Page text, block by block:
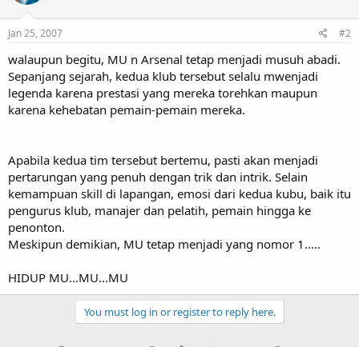
Jan 25, 2007 #2
walaupun begitu, MU n Arsenal tetap menjadi musuh abadi.
Sepanjang sejarah, kedua klub tersebut selalu mwenjadi
legenda karena prestasi yang mereka torehkan maupun
karena kehebatan pemain-pemain mereka.
Apabila kedua tim tersebut bertemu, pasti akan menjadi
pertarungan yang penuh dengan trik dan intrik. Selain
kemampuan skill di lapangan, emosi dari kedua kubu, baik itu
pengurus klub, manajer dan pelatih, pemain hingga ke
penonton.
Meskipun demikian, MU tetap menjadi yang nomor 1.....
HIDUP MU...MU...MU
You must log in or register to reply here.